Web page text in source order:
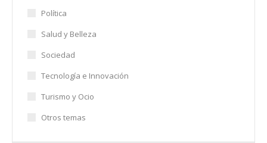
Política
Salud y Belleza
Sociedad
Tecnología e Innovación
Turismo y Ocio
Otros temas